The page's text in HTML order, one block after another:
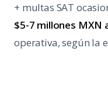
+ multas SAT
$5-7 millones MXN
operativa, según la